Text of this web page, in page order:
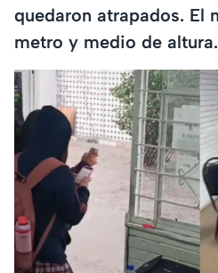
quedaron atrapados. El
metro y medio de altura.